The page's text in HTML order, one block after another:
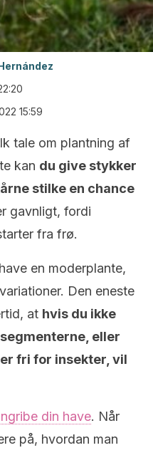
15:59
tale om plantning af
kan du give stykker
stilke en chance
gavnligt, fordi
fra frø.
en moderplante,
Den eneste
at hvis du ikke
eller
fri for insekter, vil
din have. Når
på, hvordan man